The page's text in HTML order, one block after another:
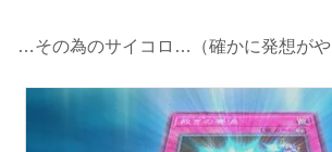
…その為のサイコロ…（確かに発想がや